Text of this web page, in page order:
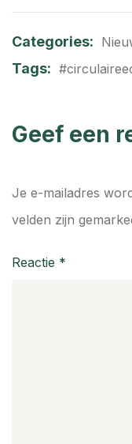
Categories:
Tags:
Geef een
Je e-mailadres
velden zijn
Reactie *